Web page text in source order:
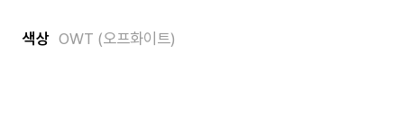
색상 OWT (오프화이트)